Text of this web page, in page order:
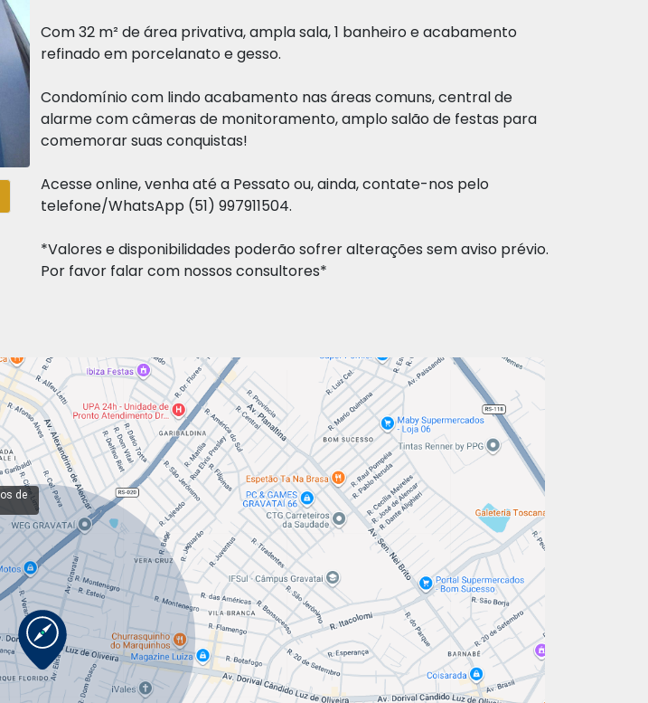
Com 32 m² de área privativa, ampla sala, 1 banheiro e acabamento
refinado em porcelanato e gesso.
Condomínio com lindo acabamento nas áreas comuns, central de
alarme com câmeras de monitoramento, amplo salão de festas para
comemorar suas conquistas!
Acesse online, venha até a Pessato ou, ainda, contate-nos pelo
telefone/WhatsApp (51) 997911504.
*Valores e disponibilidades poderão sofrer alterações sem aviso prévio.
Por favor falar com nossos consultores*